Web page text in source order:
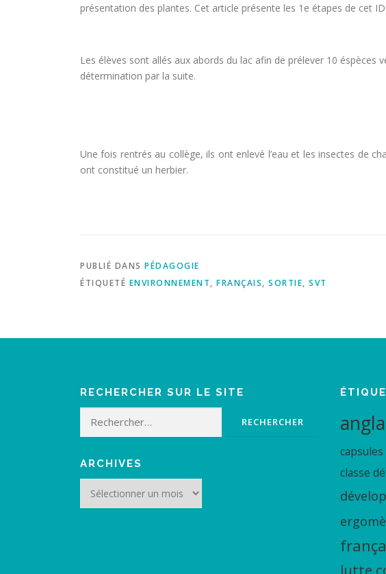
présentation des plantes. Cet article présente les 1e étapes de cet
Les élèves sont allés aux abords du lac afin de prélever 10
détermination par la suite.
Une fois rentrés au collège, ils ont enlevé l’eau et les insectes de
ont constitué un herbier.
PUBLIÉ DANS PÉDAGOGIE
ÉTIQUETÉ ENVIRONNEMENT, FRANÇAIS, SORTIE, SVT
RECHERCHER SUR LE SITE
ARCHIVES
classe
lutte